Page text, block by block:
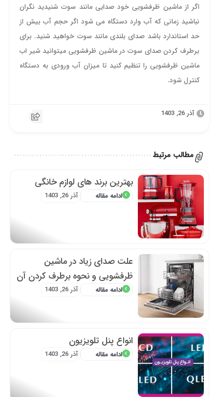
اگر از ماشین ظرفشویی خود صدایی مانند سوت شنیدید نگران
نباشید زمانی که آب وارد دستگاه می شود اگر حجم آب بیش از
حد استاندارد باشد صدای بلندی مانند سوت خواهید شنید. برای
برطرف کردن صدای سوت در ماشین ظرفشویی میتوانید شیر اب
ماشین ظرفشویی را تنظیم کنید تا میزان آب ورودی به دستگاه
کنترل شود.
آذر 26, 1403
مطالب مرتبط
بهترین برند های لوازم خانگی
ادامه مقاله آذر 26, 1403
علت صدای زیاد در ماشین
ظرفشویی و نحوه برطرف کردن آن
ادامه مقاله آذر 26, 1403
انواع پنل تلویزیون
ادامه مقاله آذر 26, 1403